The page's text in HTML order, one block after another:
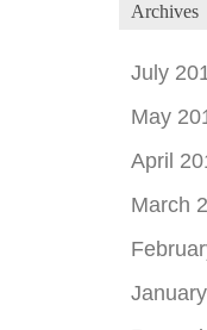
Archives
July
May
April
March